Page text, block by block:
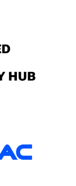
HUB